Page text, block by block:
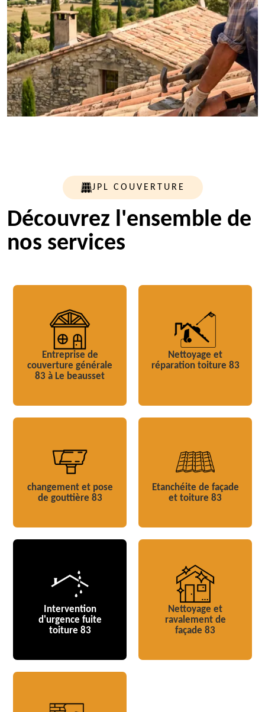
JPL COUVERTURE
Découvrez l'ensemble de
nos services
Entreprise de
couverture générale
83 à Le beausset
Nettoyage et
réparation toiture 83
changement et pose
de gouttière 83
Etanchéite de façade
et toiture 83
Intervention
d'urgence fuite
toiture 83
Nettoyage et
ravalement de
façade 83